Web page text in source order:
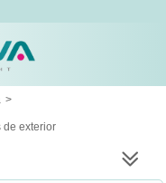
>
de exterior